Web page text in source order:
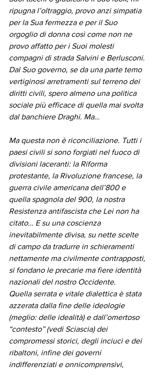
ripugna l’oltraggio, provo anzi simpatia
per la Sua fermezza e per il Suo
orgoglio di donna così come non ne
provo affatto per i Suoi molesti
compagni di strada Salvini e Berlusconi.
Dal Suo governo, se da una parte temo
vertiginosi arretramenti sul terreno dei
diritti civili, spero almeno una politica
sociale più efficace di quella mai svolta
dal banchiere Draghi. Ma…
Ma questa non è riconciliazione. Tutti i
paesi civili si sono forgiati nel fuoco di
divisioni laceranti: la Riforma
protestante, la Rivoluzione francese, la
guerra civile americana dell’800 e
quella spagnola del 900, la nostra
Resistenza antifascista che Lei non ha
citato… E su una coscienza
inevitabilmente divisa, su nette scelte
di campo da tradurre in schieramenti
nettamente ma civilmente contrapposti,
si fondano le precarie ma fiere identità
nazionali del nostro Occidente.
Quella serrata e vitale dialettica è stata
azzerata dalla fine delle ideologie
(meglio: delle idealità) e dall’omertoso
“contesto” (vedi Sciascia) dei
compromessi storici, degli inciuci e dei
ribaltoni, infine dei governi
indifferenziati e onnicomprensivi,